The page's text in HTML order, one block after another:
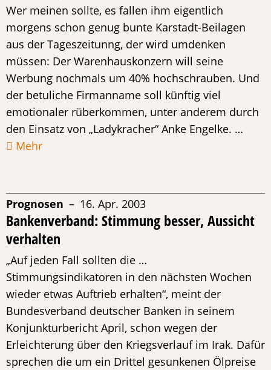
Wer meinen sollte, es fallen ihm eigentlich
morgens schon genug bunte Karstadt-Beilagen
aus der Tageszeitunng, der wird umdenken
müssen: Der Warenhauskonzern will seine
Werbung nochmals um 40% hochschrauben. Und
der betuliche Firmanname soll künftig viel
emotionaler rüberkommen, unter anderem durch
den Einsatz von „Ladykracher“ Anke Engelke. …
Mehr
Prognosen – 16. Apr. 2003
Bankenverband: Stimmung besser, Aussicht
verhalten
„Auf jeden Fall sollten die …
Stimmungsindikatoren in den nächsten Wochen
wieder etwas Auftrieb erhalten“, meint der
Bundesverband deutscher Banken in seinem
Konjunkturbericht April, schon wegen der
Erleichterung über den Kriegsverlauf im Irak. Dafür
sprechen die um ein Drittel gesunkenen Ölpreise